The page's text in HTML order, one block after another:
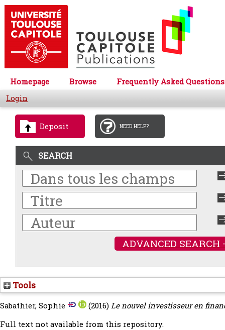
Homepage Browse
Frequently Asked Questions
Login
Deposit NEED HELP?
SEARCH
ADVANCED SEARCH
Tools
Sabathier, Sophie (2016)Le nouvel investisseur en
Full text not available from this repository.